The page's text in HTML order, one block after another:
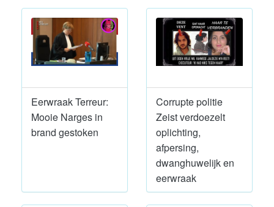
Eerwraak Terreur:
Mooie Narges in
brand gestoken
Corrupte politie
Zeist verdoezelt
oplichting,
afpersing,
dwanghuwelijk en
eerwraak